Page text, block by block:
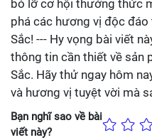
bỏ lỡ cơ hội thưởng thức
phá các hương vị độc
Sắc! --- Hy vọng bài viết
thông tin cần thiết về sản
Sắc. Hãy thử ngay hôm
và hương vị tuyệt vời mà
Bạn nghĩ sao về bài
viết này?